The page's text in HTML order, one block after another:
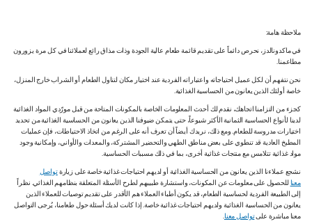
ملاحظة هامة:
في ماكدونالدز، نحرص دائماً على تقديم قائمة طعام عالية الجودة وذات مذاق رائع لعملائنا في كل مرة يزورون
مطاعمنا.
نحن نتفهم أن لكل عميل احتياجاته واعتباراته الفردية عند اختيار مكان لتناول الطعام أو الشراب خارج المنزل،
خاصة أولئك الذين يعانون من الحساسية الغذائية.
كجزء من التزامنا اتجاهك، نقدم لك أحدث المعلومات الخاصة بالمكونات المتاحة من قبل مورّدي المواد الغذائية
لدينا لأنواع الحساسية الثمانية الأكثر شيوعاً، حتى يتمكن ضيوفنا الذين يعانون من الحساسية الغذائية من تحديد
اختيارات مدروسة للطعام. ومع ذلك، نريدك أيضاً أن تعرف أنه على الرغم من اتخاذ الاحتياطات، فإن عمليات
المطبخ العادية قد تنطوي على بعض مناطق الطهي والتحضير المشتركة، والمعدات والأواني، وإمكانية وجود
مواد غذائية تتلامس مع منتجات غذائية أخرى، بما في ذلك مسببات الحساسية.
نشجع عملاءنا الذين يعانون من الحساسية الغذائية أو لديهم احتياجات غذائية خاصة على زيارةتواصل
معنا للحصول على معلومات عن المكونات، واستشارة طبيبهم لطرح الأسئلة المتعلقة بنظامهم الغذائي. نظراً
إلى الطبيعة الفردية لحساسية الطعام، قد يكون أطباء العملاء هم الأقدر على تقديم توصيات للعملاء الذين
يعانون من الحساسية الغذائية ولديهم احتياجات غذائية خاصة. إذا كانت لديك أسئلة حول طعامنا، يُرجى التواصل
معنا مباشرة علىتواصل معنا.